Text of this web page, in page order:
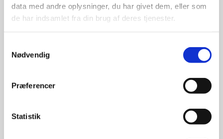
data med andre oplysninger, du har givet dem, eller som
de har indsamlet fra din brug af deres tjenester.
Nødvendig
Præferencer
Statistik